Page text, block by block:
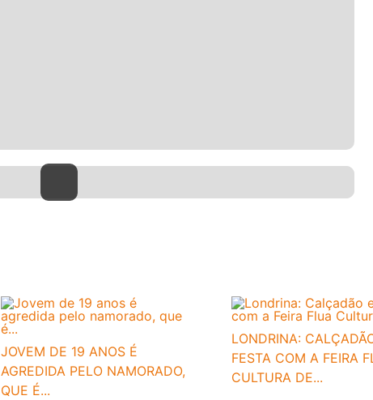
JOVEM DE 19 ANOS É
AGREDIDA PELO NAMORADO,
QUE É...
LONDRINA:
FESTA COM A FEIRA
CULTURA DE...